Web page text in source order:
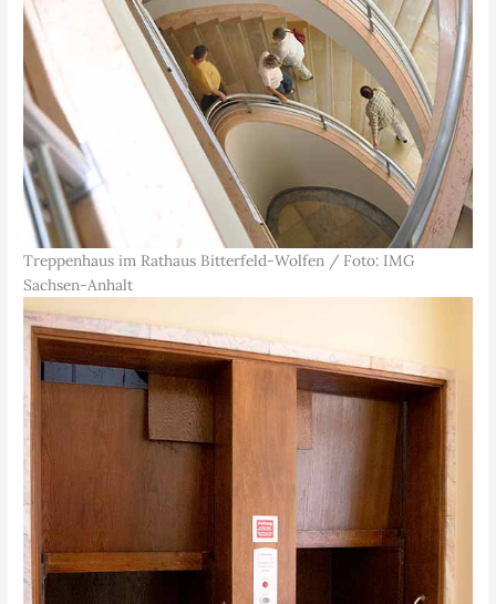
Treppenhaus im Rathaus Bitterfeld-Wolfen / Foto: IMG
Sachsen-Anhalt